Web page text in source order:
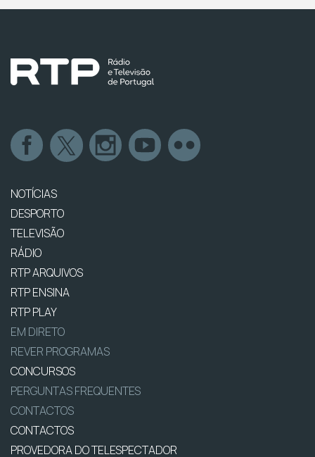
NOTÍCIAS
DESPORTO
TELEVISÃO
RÁDIO
RTP ARQUIVOS
RTP ENSINA
RTP PLAY
EM DIRETO
REVER PROGRAMAS
CONCURSOS
PERGUNTAS FREQUENTES
CONTACTOS
CONTACTOS
PROVEDORA DO TELESPECTADOR